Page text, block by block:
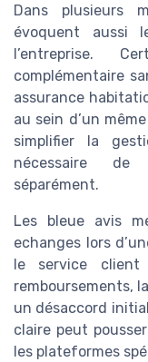
Dans plusieurs
évoquent aussi
l’entreprise.
complémentaire
assurance
au sein d’un
simplifier la
nécessaire de
séparément.
Les bleue avis
echanges lors
le service client
remboursements,
un désaccord
claire peut
les plateformes